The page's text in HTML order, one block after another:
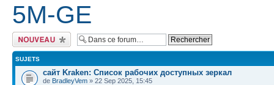
5M-GE
Ecrire un nouveau
sujet
SUJETS
сайт Kraken: Список рабочих доступных зеркал
de BradleyVem » 22 Sep 2025, 15:45